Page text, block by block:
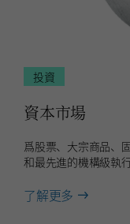
投資
資本市場
爲股票、大宗商品、
和最先進的機構級執行
了解更多 about